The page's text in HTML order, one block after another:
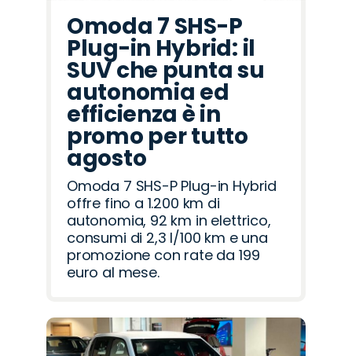
Omoda 7 SHS-P
Plug-in Hybrid: il
SUV che punta su
autonomia ed
efficienza è in
promo per tutto
agosto
Omoda 7 SHS-P Plug-in Hybrid
offre fino a 1.200 km di
autonomia, 92 km in elettrico,
consumi di 2,3 l/100 km e una
promozione con rate da 199
euro al mese.